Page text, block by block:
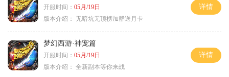
开服时间： 05月/19日
版本介绍： 无暗坑无顶榜加群送月卡
详情
梦幻西游·神宠篇
开服时间： 05月/19日
版本介绍： 全新副本等你来战
详情